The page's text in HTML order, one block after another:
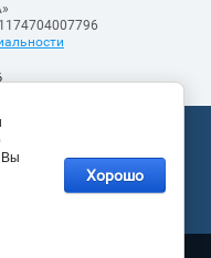
Вы
Хорошо